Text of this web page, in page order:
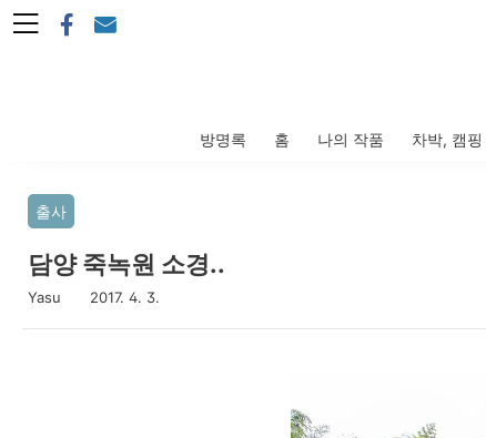
본문 바로가기
방명록 홈 나의 작품 차박, 캠핑
출사
담양 죽녹원 소경..
Yasu 2017. 4. 3.